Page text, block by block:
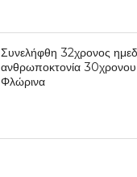
Συνελήφθη 32χρονος
ανθρωποκτονία
Φλώρινα